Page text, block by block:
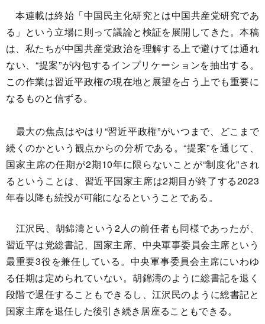
本連載は終始「中国民主化研究とは中国共産党研究であ
る」という立場に則って議論と検証を展開してきた。本稿
は、私たちが中国共産党政治を理解する上で避けては通れ
ない、“提案”が内包するインプリケーションを抽出する。
この作業は習近平政権の現在地と展望を占う上でも重要に
なるものと信ずる。
最大の焦点はやはり“習近平政権”がいつまで、どこまで
続くのかという観点からの分析である。“提案”を通じて、
国家主席の任期が2期10年に限らないことが“制度化”され
るということは、習近平国家主席は2期目が終了する2023
年春以降も続投が可能になるということである。
江沢民、胡錦濤という2人の前任者も同様であったが、
習近平は党総書記、国家主席、中央軍事委員会主席という
最重要3役を兼任している。中央軍事委員会主席にいわゆ
る任期は定められていない。胡錦濤のように総書記を退く
段階で退任することもできるし、江沢民のように総書記と
国家主席を退任した後引き続き居座ることもできる。